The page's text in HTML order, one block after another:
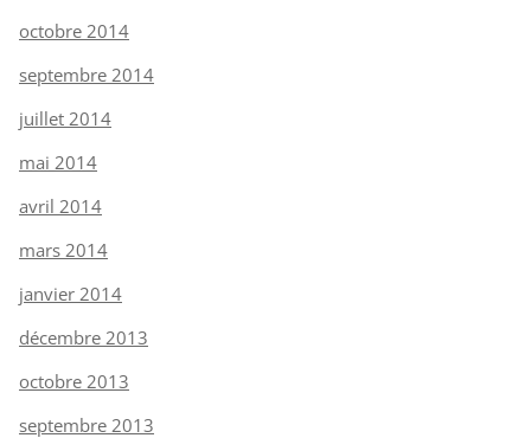
octobre 2014
septembre 2014
juillet 2014
mai 2014
avril 2014
mars 2014
janvier 2014
décembre 2013
octobre 2013
septembre 2013